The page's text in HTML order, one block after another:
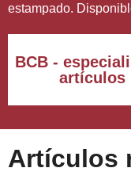
estampado.
BCB -
artículos
Artículos